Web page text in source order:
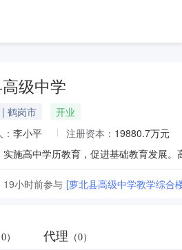
级中学
鹤岗市
开业
李小平 注册资本： 19880.7万元
实施高中学历教育，促进基础教育发展
19小时前参与 [萝北县高级中学教学综合
0） 代理 （0）